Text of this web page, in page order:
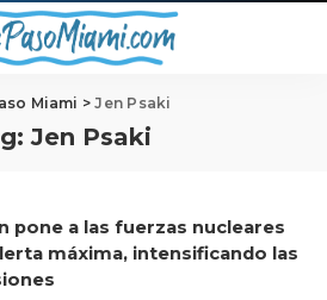
Miami >Jen Psaki
Jen Psaki
pone a las fuerzas nucleares
máxima, intensificando las